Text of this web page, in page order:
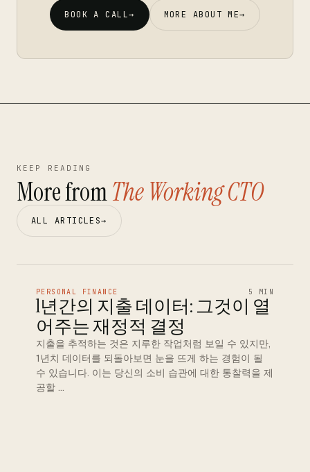
BOOK A CALL→ MORE ABOUT ME→
KEEP READING
More fromThe Working CTO
ALL ARTICLES→
PERSONAL FINANCE 5 MIN
1년간의 지출 데이터: 그것이 열
어주는 재정적 결정
지출을 추적하는 것은 지루한 작업처럼 보일 수 있지만,
1년치 데이터를 되돌아보면 눈을 뜨게 하는 경험이 될
수 있습니다. 이는 당신의 소비 습관에 대한 통찰력을 제
공할 …